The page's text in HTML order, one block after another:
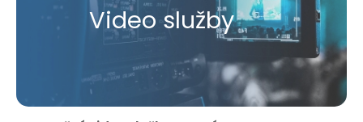
Video služby